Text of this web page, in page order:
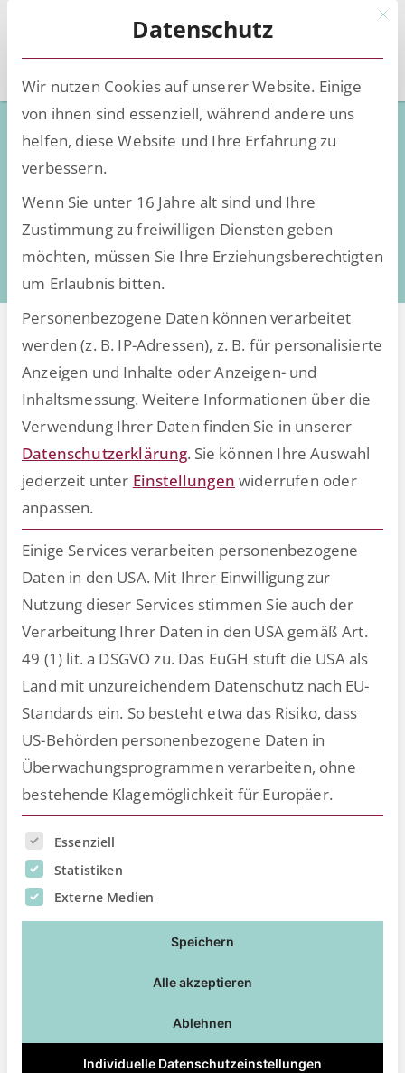
Low-Code - Deep Knowledge
Digitalisierung
daten- und dokumentenintensiver Prozesse
Alle Beiträge von Pressemeldung
ESCRIBA veröffentlicht Studie zur
KI-Nutzung am Arbeitsplatz
Laut einer Umfrage von ESCRIBA nutzen 47,8 Prozent
der Desktop-Worker beruflich KI-Tools wie ChatGPT
oder Gemini, die nicht von ihren Arbeitgebern
bereitgestellt werden. Dies ist
Artikel lesen
Mit
Datenschutz
Wir nutzen Cookies auf unserer Website. Einige
von ihnen sind essenziell, während andere uns
helfen, diese Website und Ihre Erfahrung zu
verbessern.
Wenn Sie unter 16 Jahre alt sind und Ihre
Zustimmung zu freiwilligen Diensten geben
möchten, müssen Sie Ihre Erziehungsberechtigten
um Erlaubnis bitten.
Personenbezogene Daten können verarbeitet
werden (z. B. IP-Adressen), z. B. für personalisierte
Anzeigen und Inhalte oder Anzeigen- und
Inhaltsmessung. Weitere Informationen über die
Verwendung Ihrer Daten finden Sie in unserer
Datenschutzerklärung. Sie können Ihre Auswahl
jederzeit unter Einstellungen widerrufen oder
anpassen.
Einige Services verarbeiten personenbezogene
Daten in den USA. Mit Ihrer Einwilligung zur
Nutzung dieser Services stimmen Sie auch der
Verarbeitung Ihrer Daten in den USA gemäß Art.
49 (1) lit. a DSGVO zu. Das EuGH stuft die USA als
Land mit unzureichendem Datenschutz nach EU-
Standards ein. So besteht etwa das Risiko, dass
US-Behörden personenbezogene Daten in
Überwachungsprogrammen verarbeiten, ohne
bestehende Klagemöglichkeit für Europäer.
Es folgt eine Liste der Service-Gruppen, für die eine
Essenziell
Statistiken
Externe Medien
Speichern
Alle akzeptieren
Ablehnen
Individuelle Datenschutzeinstellungen